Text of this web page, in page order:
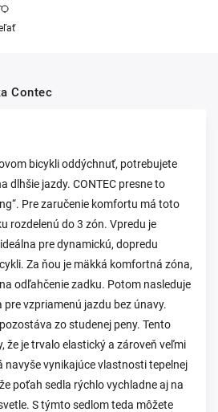
Contec
bicykli oddýchnuť, potrebujete
dlhšie jazdy. CONTEC presne to
Pre zaručenie komfortu má toto
rozdelenú do 3 zón. Vpredu je
pre dynamickú, dopredu
Za ňou je mäkká komfortná zóna,
odľahčenie zadku. Potom nasleduje
vzpriamenú jazdu bez únavy.
zo studenej peny. Tento
že je trvalo elastický a zároveň veľmi
navyše vynikajúce vlastnosti tepelnej
poťah sedla rýchlo vychladne aj na
S týmto sedlom teda môžete